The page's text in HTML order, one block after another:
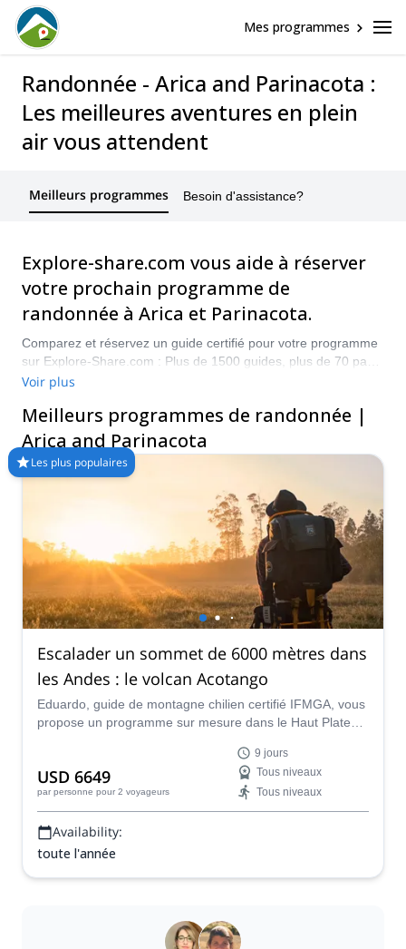
Mes programmes
Randonnée - Arica and Parinacota :
Les meilleures aventures en plein
air vous attendent
Meilleurs programmes Besoin d'assistance?
Explore-share.com vous aide à réserver
votre prochain programme de
randonnée à Arica et Parinacota.
Comparez et réservez un guide certifié pour votre programme
sur Explore-Share.com : Plus de 1500 guides, plus de 70 pays
et plus de 8000 programmes différents au choix. Faites votre
Arica et Parinacota. Les montagnes vous appellent !
Voir plus
Meilleurs programmes de randonnée |
Arica and Parinacota
Les plus populaires
Escalader un sommet de 6000 mètres dans
les Andes : le volcan Acotango
Eduardo, guide de montagne chilien certifié IFMGA, vous
propose un programme sur mesure dans le Haut Plateau
plateaux chiliens et boliviens et conquérerez 2 sommets.
L'un d'eux est l'incroyable Nevado Acotango.
USD 6649
par personne pour 2 voyageurs
9 jours
Tous niveaux
Tous niveaux
Availability:
toute l'année